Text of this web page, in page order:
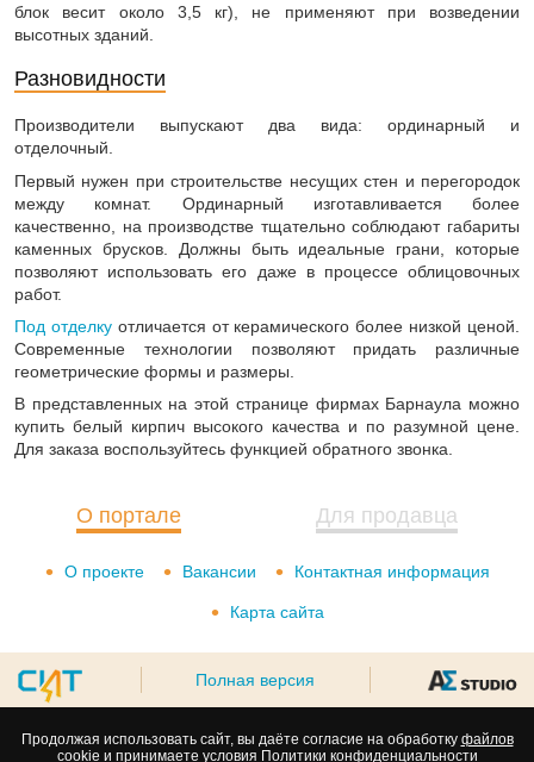
блок весит около 3,5 кг), не применяют при возведении
высотных зданий.
Разновидности
Производители выпускают два вида: ординарный и
отделочный.
Первый нужен при строительстве несущих стен и перегородок
между комнат. Ординарный изготавливается более
качественно, на производстве тщательно соблюдают габариты
каменных брусков. Должны быть идеальные грани, которые
позволяют использовать его даже в процессе облицовочных
работ.
Под отделкуотличается от керамического более низкой ценой.
Современные технологии позволяют придать различные
геометрические формы и размеры.
В представленных на этой странице фирмах Барнаула можно
купить белый кирпич высокого качества и по разумной цене.
Для заказа воспользуйтесь функцией обратного звонка.
О портале Для продавца
О проекте Вакансии Контактная информация
Карта сайта
Полная версия
Продолжая использовать сайт, вы даёте согласие на обработку файлов
cookie и принимаете условия Политики конфиденциальности